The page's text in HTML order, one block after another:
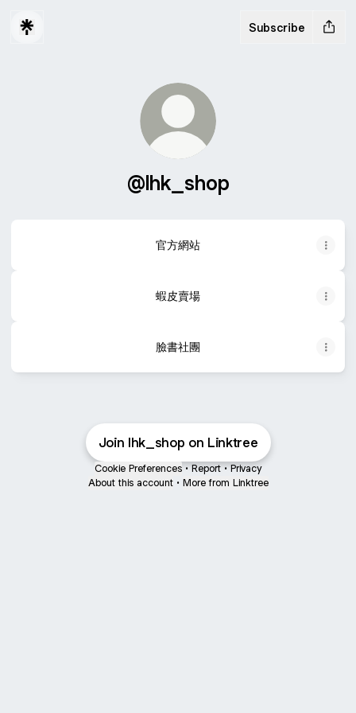
Subscribe
@lhk_shop
官方網站
蝦皮賣場
臉書社團
Join lhk_shop on Linktree
Cookie Preferences • Report • Privacy
About this account • More from Linktree